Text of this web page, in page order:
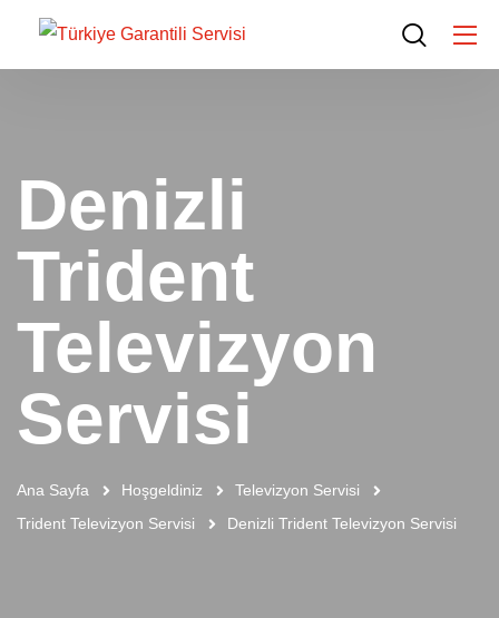
Denizli
Trident
Televizyon
Servisi
Ana Sayfa Hoşgeldiniz
Televizyon Servisi
Trident Televizyon Servisi
Denizli Trident Televizyon Servisi